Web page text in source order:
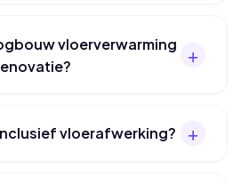
vloerverwarming
vloerafwerking?